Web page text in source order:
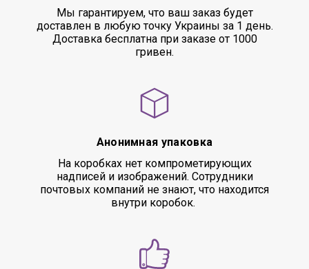
Мы гарантируем, что ваш заказ будет
доставлен в любую точку Украины за 1 день.
Доставка бесплатна при заказе от 1000
гривен.
Анонимная упаковка
На коробках нет компрометирующих
надписей и изображений. Сотрудники
почтовых компаний не знают, что находится
внутри коробок.